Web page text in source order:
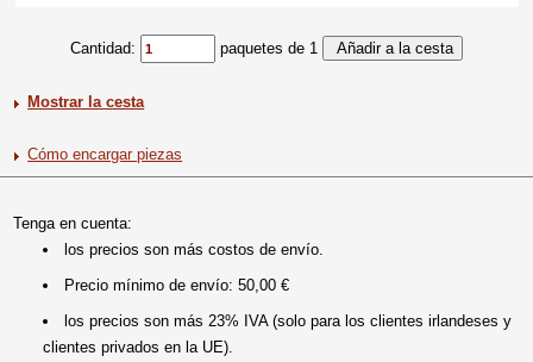
Cantidad: paquetes de 1
Mostrar la cesta
Cómo encargar piezas
Tenga en cuenta:
los precios son más costos de envío.
Precio mínimo de envío: 50,00 €
los precios son más 23% IVA (solo para los clientes irlandeses y
clientes privados en la UE).